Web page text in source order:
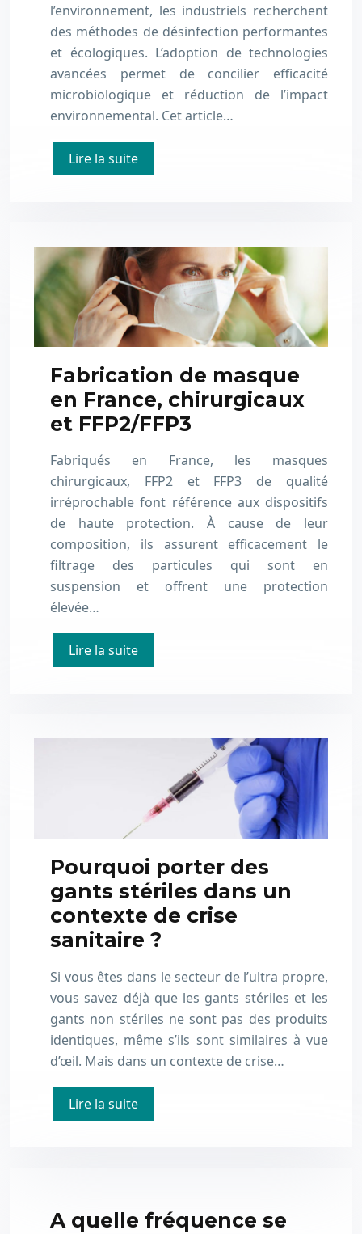
l’environnement, les industriels recherchent
des méthodes de désinfection performantes
et écologiques. L’adoption de technologies
avancées permet de concilier efficacité
microbiologique et réduction de l’impact
environnemental. Cet article…
Lire la suite
Fabrication de masque
en France, chirurgicaux
et FFP2/FFP3
Fabriqués en France, les masques
chirurgicaux, FFP2 et FFP3 de qualité
irréprochable font référence aux dispositifs
de haute protection. À cause de leur
composition, ils assurent efficacement le
filtrage des particules qui sont en
suspension et offrent une protection
élevée…
Lire la suite
Pourquoi porter des
gants stériles dans un
contexte de crise
sanitaire ?
Si vous êtes dans le secteur de l’ultra propre,
vous savez déjà que les gants stériles et les
gants non stériles ne sont pas des produits
identiques, même s’ils sont similaires à vue
d’œil. Mais dans un contexte de crise…
Lire la suite
A quelle fréquence se